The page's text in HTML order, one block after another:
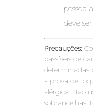
pessoa
deve
Precauções:
passíveis de
determinadas
a prova de
alérgica. Não
sobrancelhas.